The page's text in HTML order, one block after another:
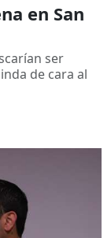
en San
ser
de cara al